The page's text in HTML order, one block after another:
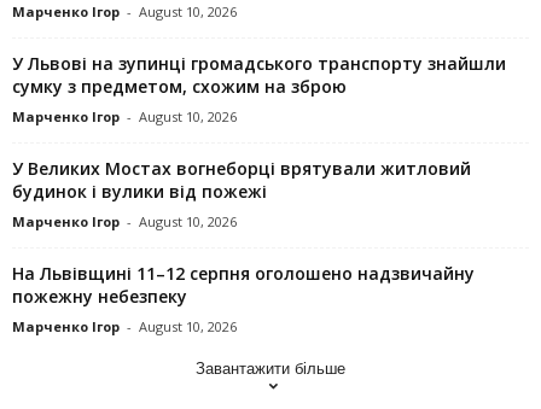
Марченко Ігор - August 10, 2026
У Львові на зупинці громадського транспорту знайшли
сумку з предметом, схожим на зброю
Марченко Ігор - August 10, 2026
У Великих Мостах вогнеборці врятували житловий
будинок і вулики від пожежі
Марченко Ігор - August 10, 2026
На Львівщині 11–12 серпня оголошено надзвичайну
пожежну небезпеку
Марченко Ігор - August 10, 2026
Завантажити більше